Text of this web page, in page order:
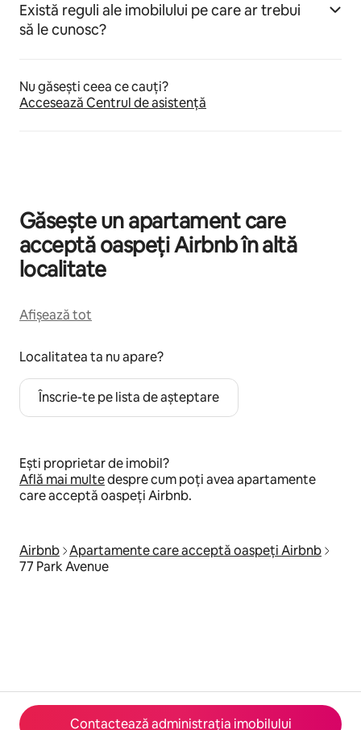
Contactează administrația imobilului
Există reguli ale imobilului pe care ar trebui
să le cunosc?
Nu găsești ceea ce cauți?
Accesează Centrul de asistență
Găsește un apartament care
acceptă oaspeți Airbnb în altă
localitate
Afișează tot
Localitatea ta nu apare?
Înscrie-te pe lista de așteptare
Ești proprietar de imobil?
Află mai multedespre cum poți avea apartamente
care acceptă oaspeți Airbnb.
Airbnb Apartamente care acceptă oaspeți Airbnb
77 Park Avenue